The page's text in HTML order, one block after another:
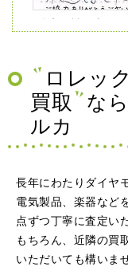
（兵庫県神戸市）
王寺、梅田の有名
（大阪府大阪市）
して利用できた。
りました。
ロレッ
買取
な
ルカ
長年にわたりダイヤ
電気製品、楽器など
点ずつ丁寧に査定い
もちろん、近隣の買
いただいても構いま